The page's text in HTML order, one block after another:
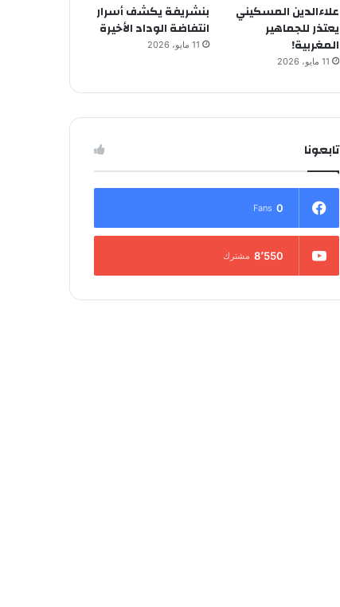
علاءالدين المسكيني
يعتذر للجماهير
المغربية!
11 مايو، 2026
بنشريفة يكشف أسرار
انتفاضة الوداد الأخيرة
11 مايو، 2026
تابعونا
0
Fans
8٬550 مشترك